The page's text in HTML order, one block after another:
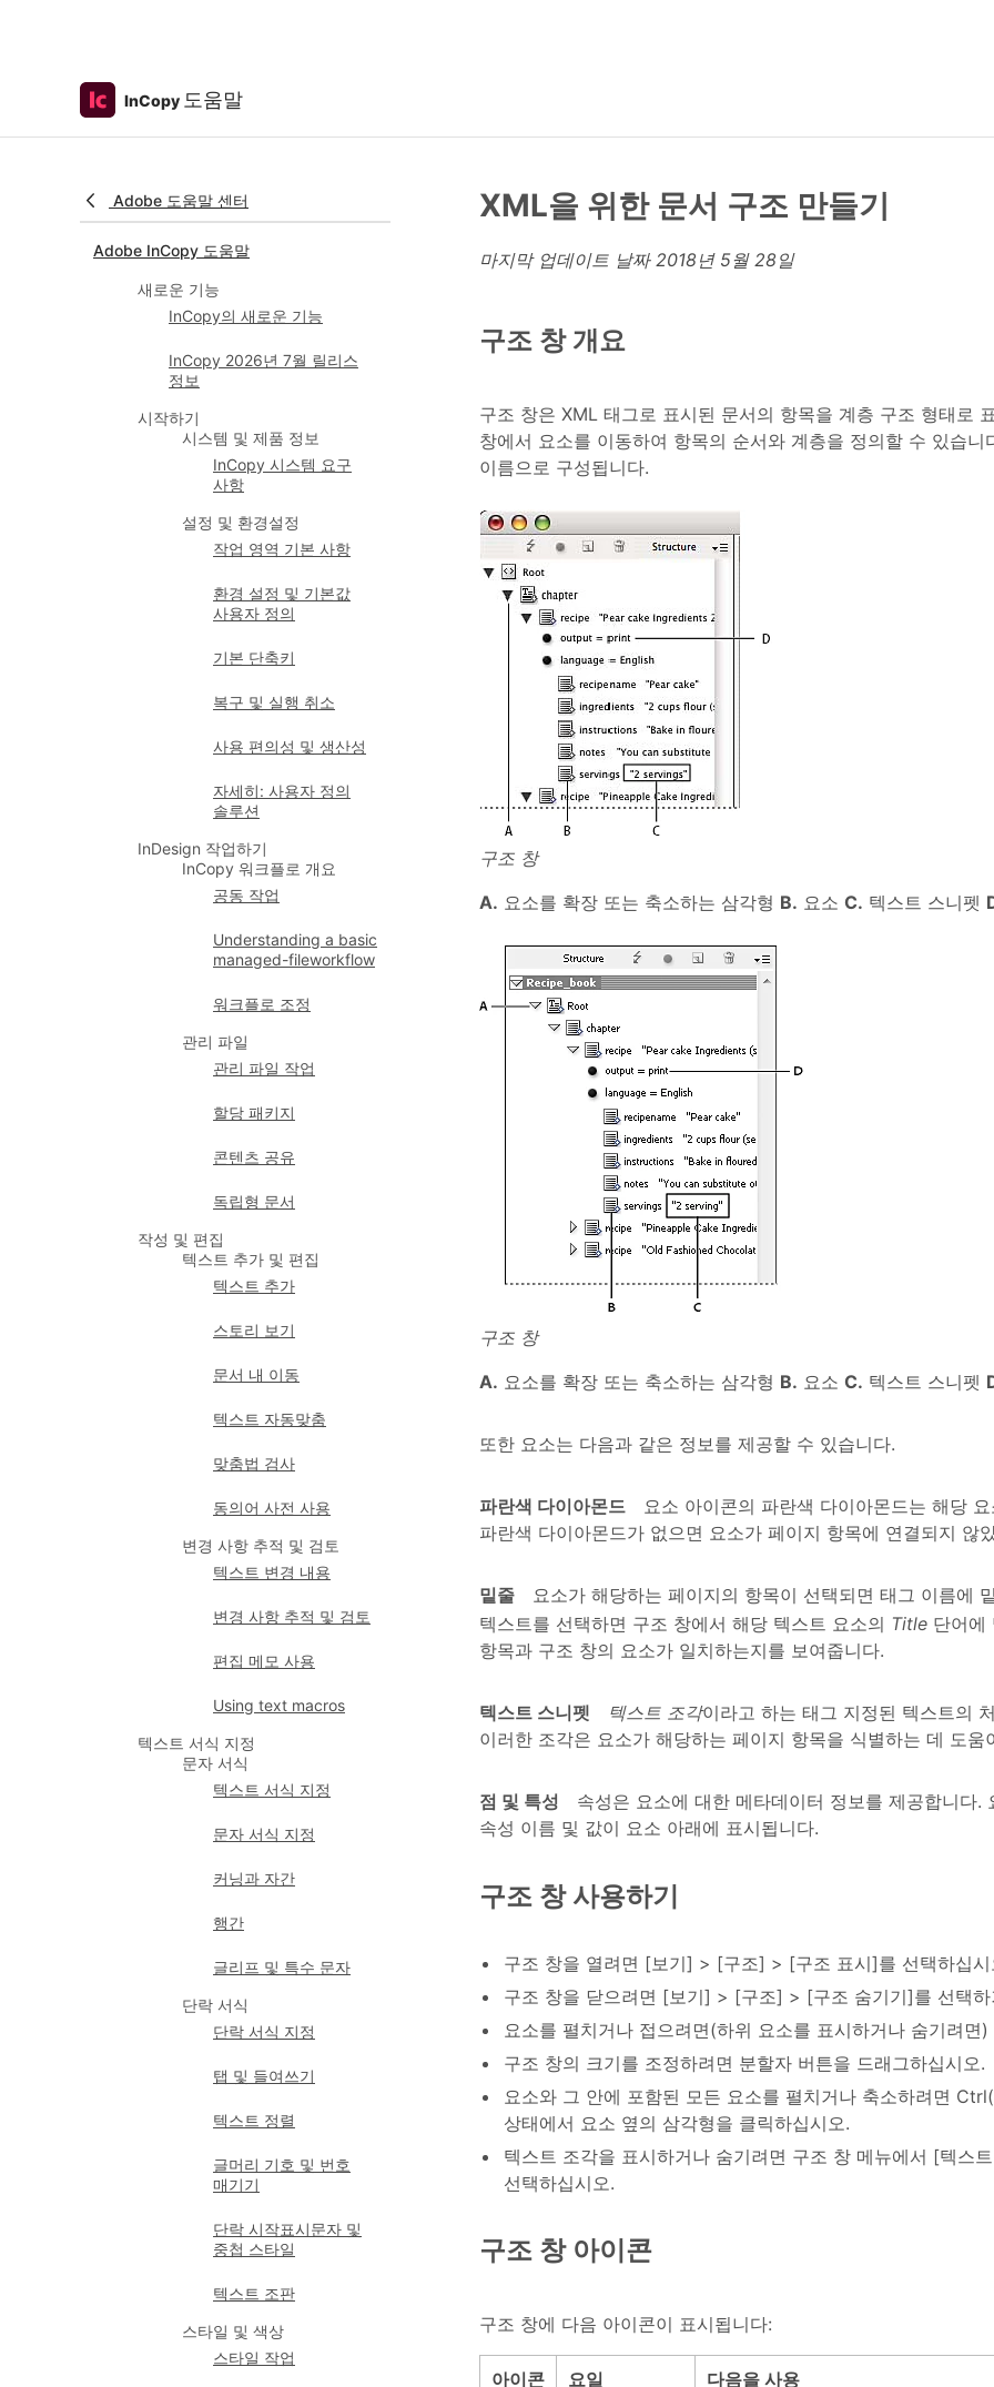
InCopy 도움말
Adobe 도움말 센터
Adobe InCopy 도움말
새로운 기능
InCopy의 새로운 기능
InCopy 2026년 7월 릴리스
정보
시작하기
시스템 및 제품 정보
InCopy 시스템 요구
사항
설정 및 환경설정
작업 영역 기본 사항
환경 설정 및 기본값
사용자 정의
기본 단축키
복구 및 실행 취소
사용 편의성 및 생산성
자세히: 사용자 정의
솔루션
InDesign 작업하기
InCopy 워크플로 개요
공동 작업
Understanding a basic
managed-fileworkflow
워크플로 조정
관리 파일
관리 파일 작업
할당 패키지
콘텐츠 공유
독립형 문서
작성 및 편집
텍스트 추가 및 편집
텍스트 추가
스토리 보기
문서 내 이동
텍스트 자동맞춤
맞춤법 검사
동의어 사전 사용
변경 사항 추적 및 검토
텍스트 변경 내용
변경 사항 추적 및 검토
편집 메모 사용
Using text macros
텍스트 서식 지정
문자 서식
텍스트 서식 지정
문자 서식 지정
커닝과 자간
행간
글리프 및 특수 문자
단락 서식
단락 서식 지정
탭 및 들여쓰기
텍스트 정렬
글머리 기호 및 번호
매기기
단락 시작표시문자 및
중첩 스타일
텍스트 조판
스타일 및 색상
스타일 작업
XML을 위한 문서 구조 만들기
마지막 업데이트 날짜 2018년 5월 28일
구조 창 개요
구조 창은 XML 태그로 표시된 문서의 항목을 계층 구조 형태로
창에서 요소를 이동하여 항목의 순서와 계층을 정의할 수 있습
이름으로 구성됩니다.
구조 창
A. 요소를 확장 또는 축소하는 삼각형 B. 요소 C. 텍스트 스니펫
구조 창
A. 요소를 확장 또는 축소하는 삼각형 B. 요소 C. 텍스트 스니펫
또한 요소는 다음과 같은 정보를 제공할 수 있습니다.
파란색 다이아몬드
요소 아이콘의 파란색 다이아몬드는 해당
파란색 다이아몬드가 없으면 요소가 페이지 항목에 연결되지 않
밑줄 요소가 해당하는 페이지의 항목이 선택되면 태그 이름에
텍스트를 선택하면 구조 창에서 해당 텍스트 요소의 Title 단어에
항목과 구조 창의 요소가 일치하는지를 보여줍니다.
텍스트 스니펫 텍스트 조각이라고 하는 태그 지정된 텍스트의
이러한 조각은 요소가 해당하는 페이지 항목을 식별하는 데 도움
점 및 특성
속성은 요소에 대한 메타데이터 정보를 제공합니다
속성 이름 및 값이 요소 아래에 표시됩니다.
구조 창 사용하기
구조 창을 열려면 [보기] > [구조] > [구조 표시]를 선택하십시
구조 창을 닫으려면 [보기] > [구조] > [구조 숨기기]를 선택
요소를 펼치거나 접으려면(하위 요소를 표시하거나 숨기려면
구조 창의 크기를 조정하려면 분할자 버튼을 드래그하십시오.
요소와 그 안에 포함된 모든 요소를 펼치거나 축소하려면
상태에서 요소 옆의 삼각형을 클릭하십시오.
텍스트 조각을 표시하거나 숨기려면 구조 창 메뉴에서 [텍스
선택하십시오.
구조 창 아이콘
구조 창에 다음 아이콘이 표시됩니다:
아이콘 요일 다음을 사용